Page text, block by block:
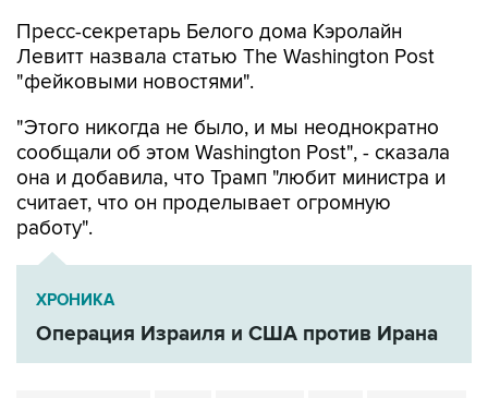
Пресс-секретарь Белого дома Кэролайн
Левитт назвала статью The Washington Post
"фейковыми новостями".
"Этого никогда не было, и мы неоднократно
сообщали об этом Washington Post", - сказала
она и добавила, что Трамп "любит министра и
считает, что он проделывает огромную
работу".
ХРОНИКА
Операция Израиля и США против Ирана